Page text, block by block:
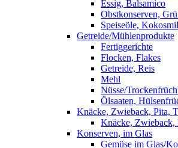
Essig, Balsamico
Obstkonserven,
Speiseöle,
Getreide/Mühlenprodukte
Fertiggerichte
Flocken, Flakes
Getreide, Reis
Mehl
Nüsse/
Ölsaaten,
Knäcke, Zwieback, Pita,
Knäcke, Zwieback,
Konserven, im Glas
Gemüse im Glas/